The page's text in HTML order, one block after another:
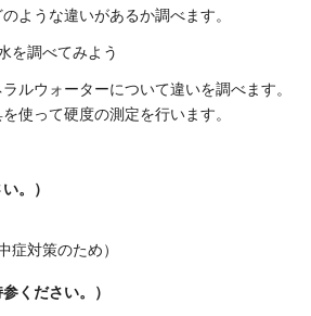
ような違いがあるか調べます。
を調べてみよう
ルウォーターについて違いを調べます。
使って硬度の測定を行います。
。）
症対策のため）
ください。）